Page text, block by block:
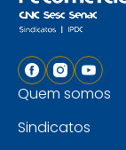
Quem somos
Sindicatos